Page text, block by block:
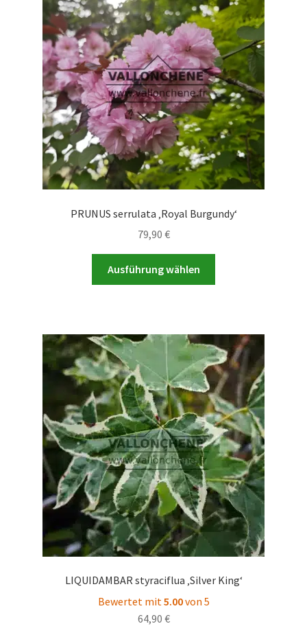
PRUNUS serrulata ‚Royal Burgundy‘
79,90 €
Ausführung wählen
auf.
Die
Optionen
können
auf
der
Produktseite
gewählt
werden
LIQUIDAMBAR styraciflua ‚Silver King‘
Bewertet mit5.00von 5
64,90 €